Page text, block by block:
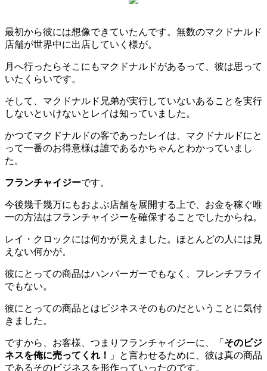
最初から彼には想像できていたんです。無数のマクドナルド
店舗が世界中に出店していく様が。
月へ行ったらそこにもマクドナルドがあるって、彼は思って
いたくらいです。
そして、マクドナルド兄弟が実行していないあることを実行
しないといけないとレイは知っていました。
かつてマクドナルドの客であったレイは、マクドナルドにと
って一番のお得意様は誰であるかちゃんとわかっていまし
た。
フランチャイジーです。
今後幾千幾万にもおよぶ店舗を展開する上で、お金を稼ぐ唯
一の方法はフランチャイジーを確保することでしたからね。
レイ・クロックには何かが見えました。ほとんどの人には見
えない何かが。
彼にとっての商品はハンバーガーでもなく、フレンチフライ
でもない。
彼にとっての商品とはビジネスそのものだということに気付
きました。
ですから、お客様、つまりフランチャイジーに、「 そのビジ
ネスを俺に売ってくれ！
」と言わせるために、彼は真の商品
であるそのビジネスを形作っていったのです。